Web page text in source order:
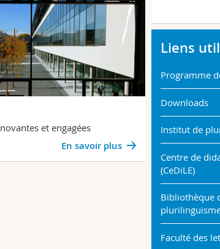
et engagées
En savoir plus
Liens
Programme
Downloads
Institut de
Centre de
(CeDiLE)
Bibliothèque
Faculté des